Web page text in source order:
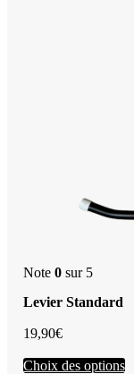
Note0 sur 5
Levier Standard
19,90€
Choix des optionsCe